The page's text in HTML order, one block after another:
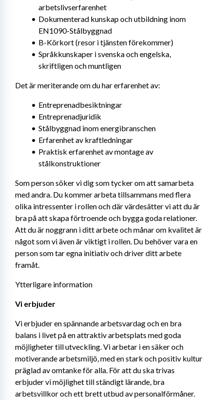
arbetslivserfarenhet
Dokumenterad kunskap och utbildning inom
EN1090-Stålbyggnad
B-Körkort (resor i tjänsten förekommer)
Språkkunskaper i svenska och engelska,
skriftligen och muntligen
Det är meriterande om du har erfarenhet av:
Entreprenadbesiktningar
Entreprenadjuridik
Stålbyggnad inom energibranschen
Erfarenhet av kraftledningar
Praktisk erfarenhet av montage av
stålkonstruktioner
Som person söker vi dig som tycker om att samarbeta
med andra. Du kommer arbeta tillsammans med flera
olika intressenter i rollen och där värdesätter vi att du är
bra på att skapa förtroende och bygga goda relationer.
Att du är noggrann i ditt arbete och månar om kvalitet är
något som vi även är viktigt i rollen. Du behöver vara en
person som tar egna initiativ och driver ditt arbete
framåt.
Ytterligare information
Vi erbjuder
Vi erbjuder en spännande arbetsvardag och en bra
balans i livet på en attraktiv arbetsplats med goda
möjligheter till utveckling. Vi arbetar i en säker och
motiverande arbetsmiljö, med en stark och positiv kultur
präglad av omtanke för alla. För att du ska trivas
erbjuder vi möjlighet till ständigt lärande, bra
arbetsvillkor och ett brett utbud av personalförmåner.